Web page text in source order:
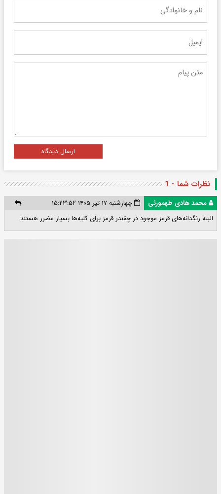
ارسال دیدگاه
نظرات شما - 1
محمد هادی طهمورثی
چهارشنبه ۱۷ تیر ۱۴۰۵ ۱۵:۲۳:۵۲
البته رنگدانه‌های قرمز موجود در چقندر قرمز برای کلیه‌ها بسیار مضرر هستند.